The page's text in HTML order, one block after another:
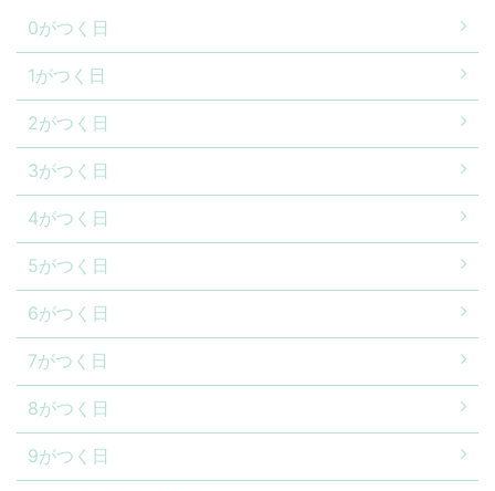
0がつく日
1がつく日
2がつく日
3がつく日
4がつく日
5がつく日
6がつく日
7がつく日
8がつく日
9がつく日